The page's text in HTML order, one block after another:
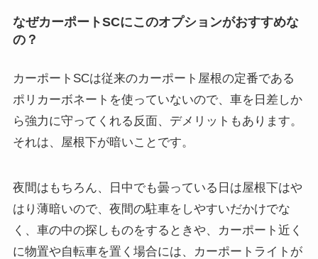
なぜカーポートSCにこのオプションがおすすめな
の？
カーポートSCは従来のカーポート屋根の定番である
ポリカーボネートを使っていないので、車を日差しか
ら強力に守ってくれる反面、デメリットもあります。
それは、屋根下が暗いことです。
夜間はもちろん、日中でも曇っている日は屋根下はや
はり薄暗いので、夜間の駐車をしやすいだかけでな
く、車の中の探しものをするときや、カーポート近く
に物置や自転車を置く場合には、カーポートライトが